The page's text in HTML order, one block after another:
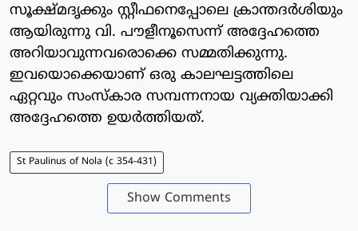
സൂക്ഷ്മദൃക്കും സ്റ്റീഫനെപ്പോലെ ക്രാന്തദര്‍ശിയും
ആയിരുന്നു വി. പൗളീനൂസെന്ന് അദ്ദേഹത്തെ
അറിയാവുന്നവരൊക്കെ സമ്മതിക്കുന്നു.
ഇവയൊക്കെയാണ് ഒരു കാലഘട്ടത്തിലെ
ഏറ്റവും സംസ്‌കാര സമ്പന്നനായ വ്യക്തിയാക്കി
അദ്ദേഹത്തെ ഉയര്‍ത്തിയത്.
St Paulinus of Nola (c 354-431)
Show Comments